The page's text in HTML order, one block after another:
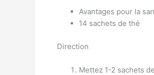
Avantages pour la
14 sachets de thé
Direction
Mettez 1-2 sachets